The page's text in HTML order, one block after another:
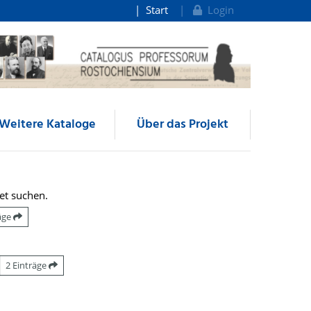
Start Login
Kataloge Über das Projekt
suchen.
2 Einträge